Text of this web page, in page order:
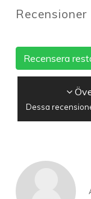
Recensioner
Recensera
Dessa